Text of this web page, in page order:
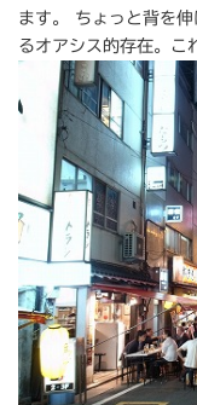
ます。 ちょっと背を
るオアシス的存在。こ